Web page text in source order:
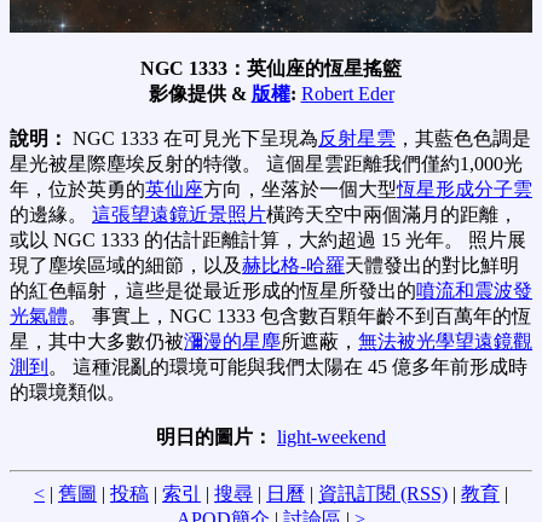
NGC 1333：英仙座的恆星搖籃
影像提供 & 版權: Robert Eder
說明： NGC 1333 在可見光下呈現為反射星雲 ，其藍色色調是
星光被星際塵埃反射的特徵。 這個星雲距離我們僅約1,000光
年，位於英勇的英仙座方向，坐落於一個大型恆星形成分子雲
的邊緣。 這張望遠鏡近景照片橫跨天空中兩個滿月的距離，
或以 NGC 1333 的估計距離計算，大約超過 15 光年。 照片展
現了塵埃區域的細節，以及赫比格-哈羅天體發出的對比鮮明
的紅色輻射，這些是從最近形成的恆星所發出的噴流和震波發
光氣體。 事實上，NGC 1333 包含數百顆年齡不到百萬年的恆
星，其中大多數仍被瀰漫的星塵所遮蔽， 無法被光學望遠鏡觀
測到 。 這種混亂的環境可能與我們太陽在 45 億多年前形成時
的環境類似。
明日的圖片： light-weekend
< | 舊圖 | 投稿 | 索引 | 搜尋 | 日曆 | 資訊訂閱 (RSS) | 教育 |